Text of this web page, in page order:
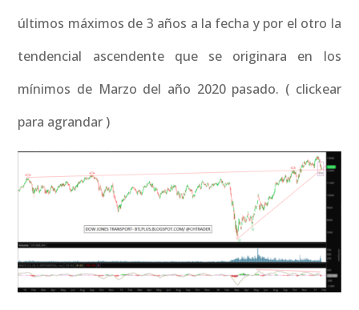
últimos máximos de 3 años a la fecha y por el otro la
tendencial ascendente que se originara en los
mínimos de Marzo del año 2020 pasado. ( clickear
para agrandar )